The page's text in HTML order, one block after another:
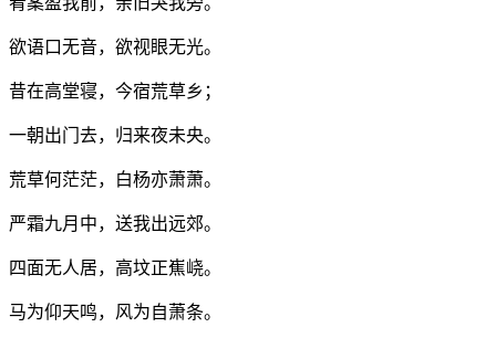
欲语口无音，欲视眼无光。
昔在高堂寝，今宿荒草乡；
一朝出门去，归来夜未央。
荒草何茫茫，白杨亦萧萧。
严霜九月中，送我出远郊。
四面无人居，高坟正嶣峣。
马为仰天鸣，风为自萧条。